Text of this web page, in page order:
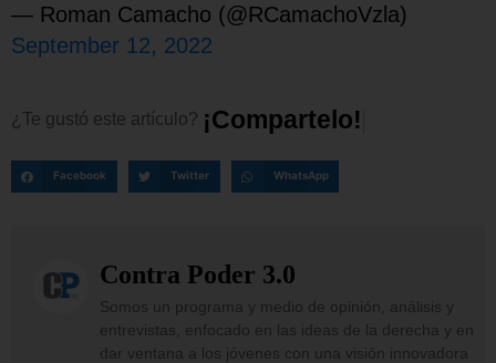
— Roman Camacho (@RCamachoVzla)
September 12, 2022
¿Te gustó este artículo? ¡Compartelo!
Facebook Twitter WhatsApp
Contra Poder 3.0
Somos un programa y medio de opinión, análisis y
entrevistas, enfocado en las ideas de la derecha y en
dar ventana a los jóvenes con una visión innovadora